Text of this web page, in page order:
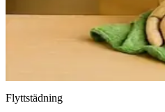
Flyttstädning